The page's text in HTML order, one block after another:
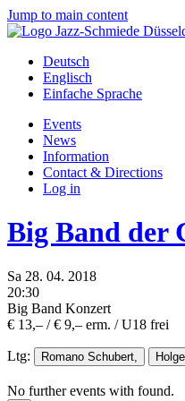
Jump to main content
Deutsch
Englisch
Einfache Sprache
Events
News
Information
Contact & Directions
Log in
Big Band der
Sa 28. 04. 2018
20:30
Big Band Konzert
€ 13,– / € 9,– erm. / U18 frei
Ltg: Romano Schubert,
No further events with found.